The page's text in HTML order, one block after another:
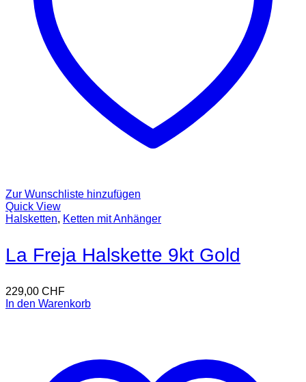
Zur Wunschliste hinzufügen
Quick View
Halsketten, Ketten mit Anhänger
La Freja Halskette 9kt Gold
229,00 CHF
In den Warenkorb